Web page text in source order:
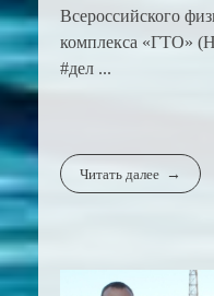
Всероссийского
комплекса «ГТО»
#дел ...
Читать далее